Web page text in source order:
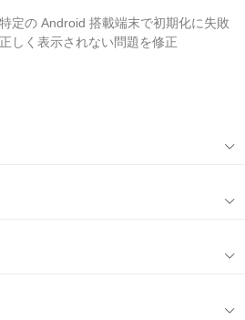
定の Android 搭載端末で初期化に失敗
しく表示されない問題を修正